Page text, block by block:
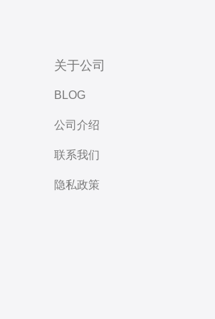
关于公司
BLOG
公司介绍
联系我们
隐私政策